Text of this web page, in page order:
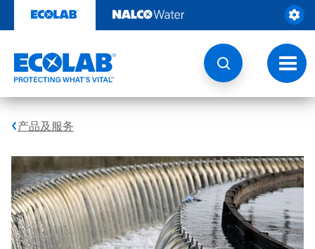
至
切
换
导
航
产品及服务